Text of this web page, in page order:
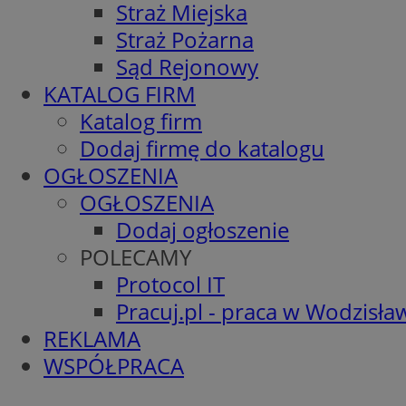
Straż Miejska
Straż Pożarna
Sąd Rejonowy
KATALOG FIRM
Katalog firm
Dodaj firmę do katalogu
OGŁOSZENIA
OGŁOSZENIA
Dodaj ogłoszenie
POLECAMY
Protocol IT
Pracuj.pl - praca w
REKLAMA
WSPÓŁPRACA